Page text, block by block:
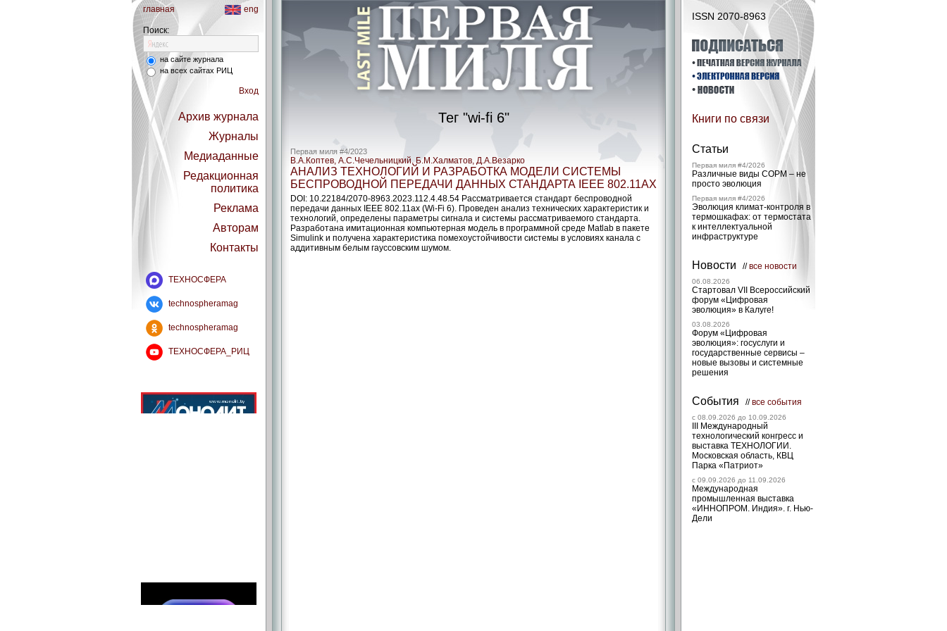
главная eng
Поиск:
на сайте журнала
на всех сайтах РИЦ
Вход
Архив журнала
Журналы
Медиаданные
Редакционная
политика
Реклама
Авторам
Контакты
ТЕХНОСФЕРА
technospheramag
technospheramag
ТЕХНОСФЕРА_РИЦ
ISSN 2070-8963
Книги по связи
Статьи
Первая миля #4/2026
Различные виды СОРМ – не
просто эволюция
Первая миля #4/2026
Эволюция климат-контроля в
термошкафах: от термостата
к интеллектуальной
инфраструктуре
Новости //все новости
06.08.2026
Стартовал VII Всероссийский
форум «Цифровая
эволюция» в Калуге!
03.08.2026
Форум «Цифровая
эволюция»: госуслуги и
государственные сервисы –
новые вызовы и системные
решения
События //все события
c 08.09.2026 до 10.09.2026
III Международный
технологический конгресс и
выставка ТЕХНОЛОГИИ.
Московская область, КВЦ
Парка «Патриот»
c 09.09.2026 до 11.09.2026
Международная
промышленная выставка
«ИННОПРОМ. Индия». г. Нью-
Дели
Тег "wi-fi 6"
Первая миля #4/2023
В.А.Коптев, А.С.Чечельницкий, Б.М.Халматов, Д.А.Везарко
АНАЛИЗ ТЕХНОЛОГИЙ И РАЗРАБОТКА МОДЕЛИ СИСТЕМЫ
БЕСПРОВОДНОЙ ПЕРЕДАЧИ ДАННЫХ СТАНДАРТА IEEE 802.11AX
DOI: 10.22184/2070-8963.2023.112.4.48.54 Рассматривается стандарт беспроводной
передачи данных IEEE 802.11ax (Wi-Fi 6). Проведен анализ технических характеристик и
технологий, определены параметры сигнала и системы рассматриваемого стандарта.
Разработана имитационная компьютерная модель в программной среде Matlab в пакете
Simulink и получена характеристика помехоустойчивости системы в условиях канала с
аддитивным белым гауссовским шумом.